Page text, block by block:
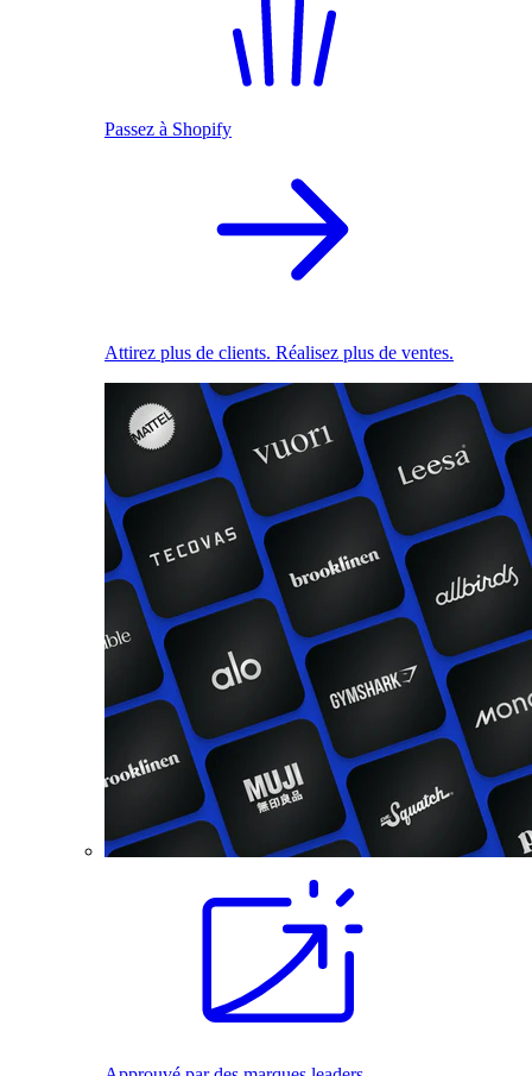
Passez à Shopify
Attirez plus de clients. Réalisez plus de ventes.